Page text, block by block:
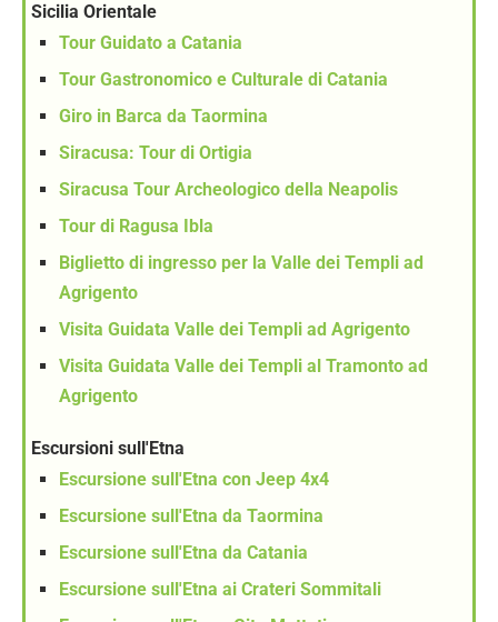
Sicilia Orientale
Tour Guidato a Catania
Tour Gastronomico e Culturale di Catania
Giro in Barca da Taormina
Siracusa: Tour di Ortigia
Siracusa Tour Archeologico della Neapolis
Tour di Ragusa Ibla
Biglietto di ingresso per la Valle dei Templi ad
Agrigento
Visita Guidata Valle dei Templi ad Agrigento
Visita Guidata Valle dei Templi al Tramonto ad
Agrigento
Escursioni sull'Etna
Escursione sull'Etna con Jeep 4x4
Escursione sull'Etna da Taormina
Escursione sull'Etna da Catania
Escursione sull'Etna ai Crateri Sommitali